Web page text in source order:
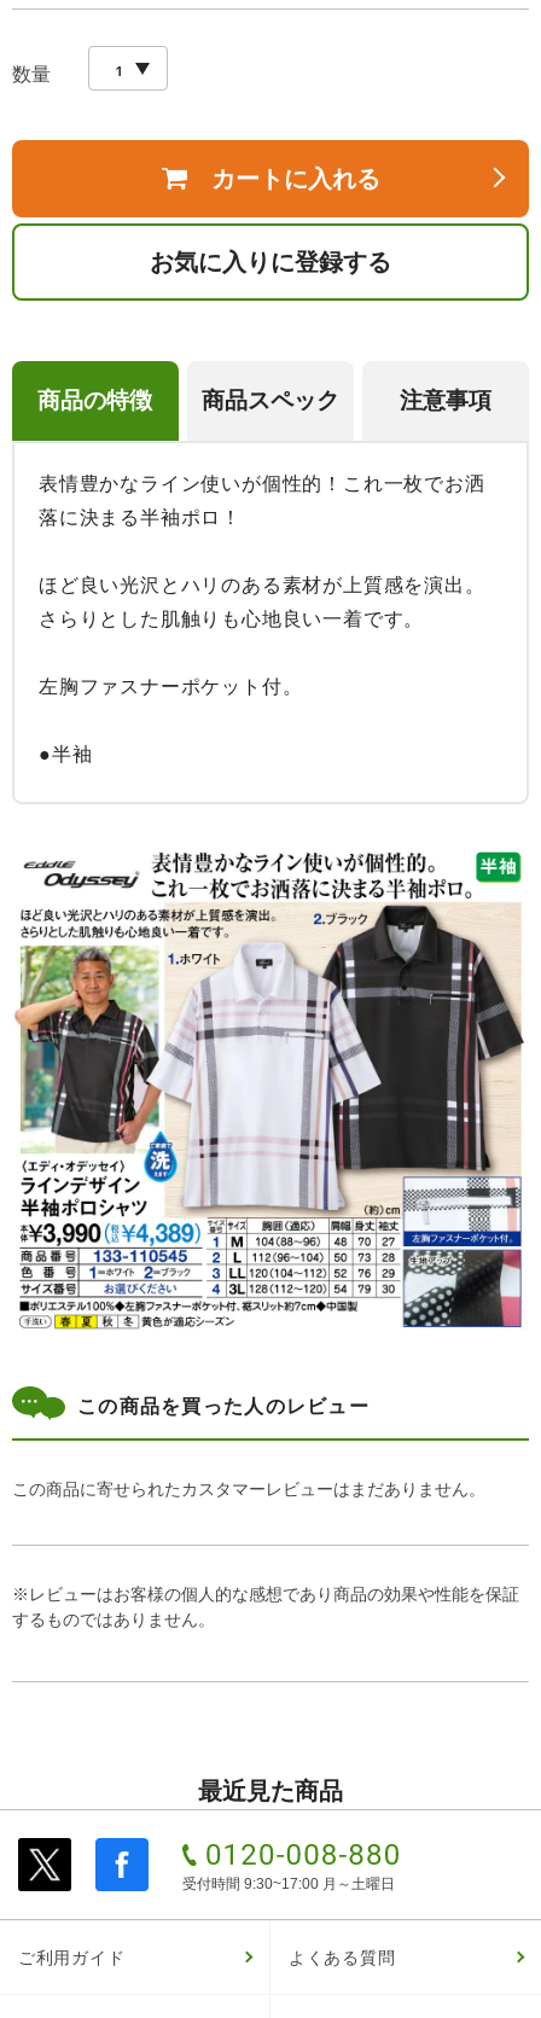
数量
カートに入れる
お気に入りに登録する
商品の特徴 商品スペック 注意事項
表情豊かなライン使いが個性的！これ一枚でお洒
落に決まる半袖ポロ！
ほど良い光沢とハリのある素材が上質感を演出。
さらりとした肌触りも心地良い一着です。
左胸ファスナーポケット付。
●半袖
この商品を買った人のレビュー
この商品に寄せられたカスタマーレビューはまだありません。
※レビューはお客様の個人的な感想であり商品の効果や性能を保証
するものではありません。
最近見た商品
受付時間 9:30~17:00 月～土曜日
ご利用ガイド よくある質問